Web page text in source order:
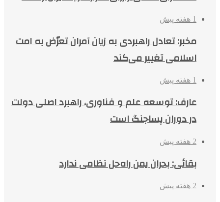
1 هفته پیش
مخبر: تعادل راهبردی به زیان آمران تعرّض به امت
اسلامی تغییر می‌کند
1 هفته پیش
عارف: توسعه علم و فناوری، راهبرد اصلی دولت
در دوران پساجنگ است
2 هفته پیش
بقائی: بحران یمن راه‌حل نظامی ندارد
2 هفته پیش